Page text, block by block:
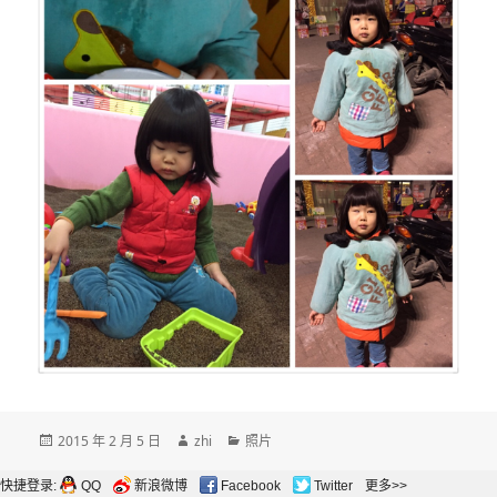
发
于
2015 年 2 月 5 日
作
zhi
分
照片
快捷登录: QQ 新浪微博 Facebook Twitter 更多>>